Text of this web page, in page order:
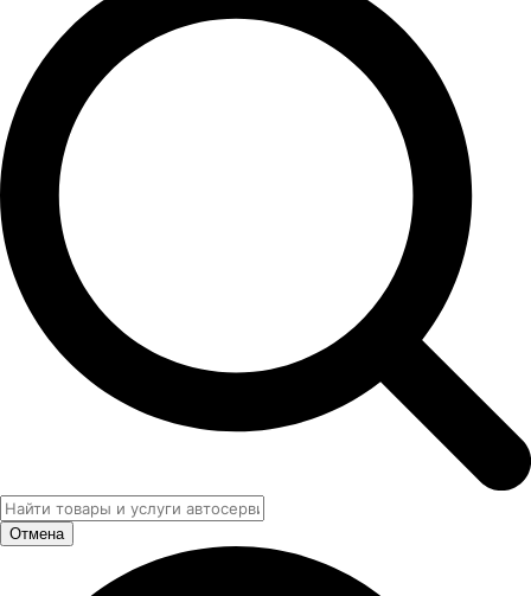
Отмена